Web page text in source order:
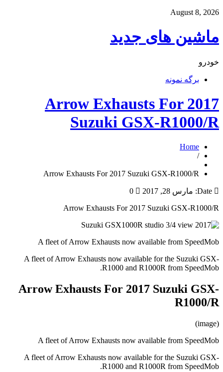
August 8, 2026
ماشین های جدید
خودرو
برگه نمونه
Arrow Exhausts For 2017
Suzuki GSX-R1000/R
Home
/
Arrow Exhausts For 2017 Suzuki GSX-R1000/R
Date: مارس 28, 2017
0
Arrow Exhausts For 2017 Suzuki GSX-R1000/R
A fleet of Arrow Exhausts now available from SpeedMob
A fleet of Arrow Exhausts now available for the Suzuki GSX-
R1000 and R1000R from SpeedMob.
Arrow Exhausts For 2017 Suzuki GSX-
R1000/R
(image)
A fleet of Arrow Exhausts now available from SpeedMob
A fleet of Arrow Exhausts now available for the Suzuki GSX-
R1000 and R1000R from SpeedMob.